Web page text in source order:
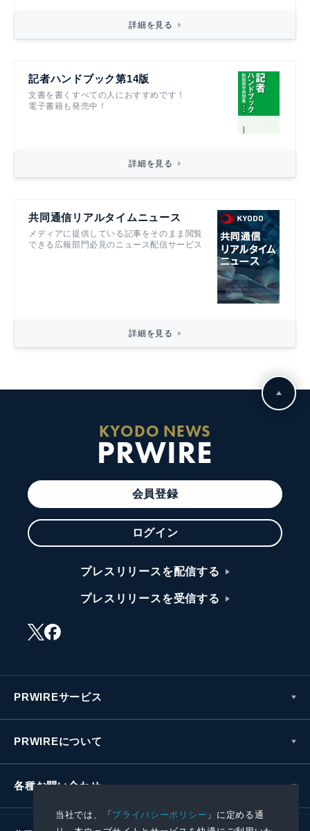
当社では、「プライバシーポリシー 」に定める通
詳細を見る
記者ハンドブック第14版
文書を書くすべての人におすすめです！
電子書籍も発売中！
詳細を見る
共同通信リアルタイムニュース
メディアに提供している記事をそのまま閲覧
できる広報部門必見のニュース配信サービス
詳細を見る
KYODO NEWS
PRWIRE
会員登録
ログイン
プレスリリースを配信する
プレスリリースを受信する
PRWIREサービス
PRWIREについて
各種お問い合わせ